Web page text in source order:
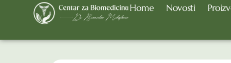
Home Novosti